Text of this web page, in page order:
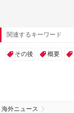
関連するキーワード
その後 概要
海外ニュース